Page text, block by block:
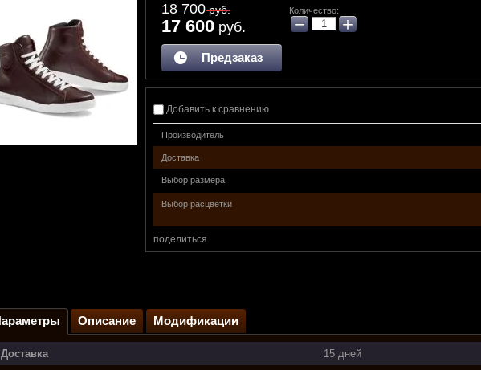
18 700руб.
17 600 руб.
Количество:
− +
Предзаказ
Добавить к сравнению
Производитель
Доставка
Выбор размера
Выбор расцветки
поделиться
Описание Модификации
Доставка
15 дней